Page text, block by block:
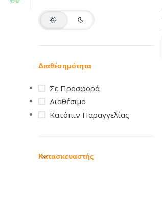
Διαθέσημότητα
Σε Προσφορά
Διαθέσιμο
Κατόπιν Παραγγελίας
Κατασκευαστής